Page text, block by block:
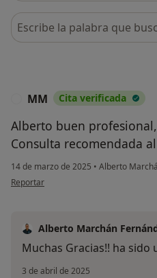
Busca en opiniones
MM Cita verificada
Alberto buen
Consulta recomendada al
14 de marzo de 2025 • Alberto
en opinión del usuario MM
Reportar
Alberto Marchán
Muchas Gracias!! ha sido
3 de abril de 2025